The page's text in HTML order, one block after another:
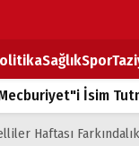
SağlıkSpor
İsim
Fiyatlarına Zam
Haftası